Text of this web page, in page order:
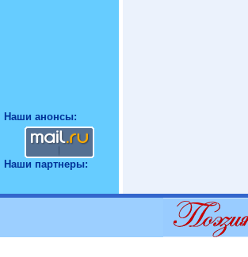
Наши анонсы:
Наши партнеры: